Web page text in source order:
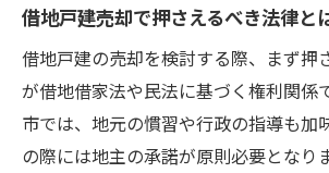
借地戸建売却で押さえるべき法律と
借地戸建の売却を検討する際、まず押
が借地借家法や民法に基づく権利関係
市では、地元の慣習や行政の指導も加
の際には地主の承諾が原則必要となり